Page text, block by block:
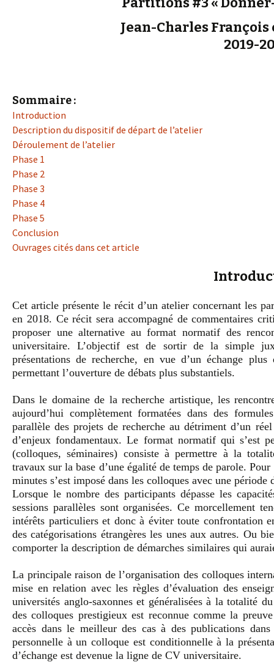
Jean-Charles
2019-
Sommaire :
Introduction
Description du dispositif de départ de l’atelier
Déroulement de l’atelier
Phase 1
Phase 2
Phase 3
Phase 4
Phase 5
Conclusion
Ouvrages cités dans cet article
Cet article présente le récit d’un atelier concernant les
en 2018. Ce récit sera accompagné de commentaires
proposer une alternative au format normatif des
universitaire. L’objectif est de sortir de la simple
présentations de recherche, en vue d’un échange
permettant l’ouverture de débats plus substantiels.
Dans le domaine de la recherche artistique, les
aujourd’hui complètement formatées dans des
parallèle des projets de recherche au détriment d’un
d’enjeux fondamentaux. Le format normatif qui s’est
(colloques, séminaires) consiste à permettre à la
travaux sur la base d’une égalité de temps de parole.
minutes s’est imposé dans les colloques avec une
Lorsque le nombre des participants dépasse les
sessions parallèles sont organisées. Ce morcellement
intérêts particuliers et donc à éviter toute confrontation
des catégorisations étrangères les unes aux autres. Ou
comporter la description de démarches similaires qui
La principale raison de l’organisation des colloques
mise en relation avec les règles d’évaluation des
universités anglo-saxonnes et généralisées à la totalité
des colloques prestigieux est reconnue comme la
accès dans le meilleur des cas à des publications
personnelle à un colloque est conditionnelle à la
d’échange est devenue la ligne de CV universitaire.